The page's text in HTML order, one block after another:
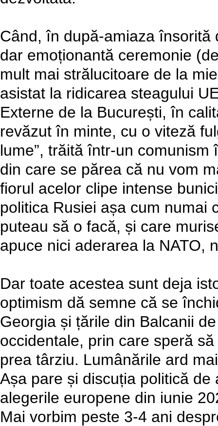
Când, în după-amiaza
dar emoționantă ceremonie
mult mai strălucitoare de la
asistat la ridicarea steagului
Externe de la București, în
revăzut în minte, cu o viteză
lume”, trăită într-un
din care se părea că nu vom
fiorul acelor clipe intense
politica Rusiei așa cum numai
puteau să o facă, și care
apuce nici aderarea la NATO,
Dar toate acestea sunt deja
optimism dă semne că se
Georgia și țările din Balcanii
occidentale, prin care speră
prea târziu. Lumânările ard
Așa pare și discuția politică
alegerile europene din iunie
Mai vorbim peste 3-4 ani